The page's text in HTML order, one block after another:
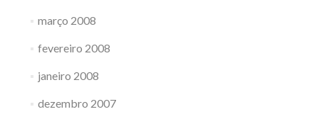
março 2008
fevereiro 2008
janeiro 2008
dezembro 2007